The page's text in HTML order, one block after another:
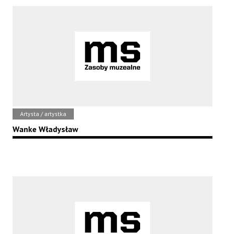
Artysta / artystka
Wanke Władysław